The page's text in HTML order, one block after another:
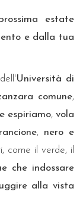
estate
e dalla tua
Università di
comune,
espiriamo, vola
, nero e
come il verde, il
che indossare
alla vista